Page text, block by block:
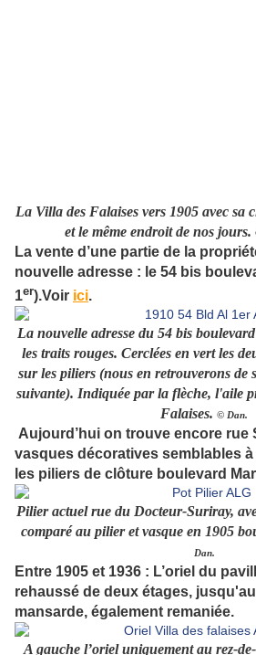
La Villa des Falaises vers 1905 avec sa
et le même endroit de nos jours.
La vente d’une partie de la
nouvelle adresse : le 54 bis
1er).Voir ici.
La nouvelle adresse du 54 bis
les traits rouges. Cerclées en vert les
sur les piliers (nous en retrouverons de
suivante). Indiquée par la flèche, l'aile
Falaises. © Dan.
Aujourd’hui on trouve encore rue
vasques décoratives semblables
les piliers de clôture boulevard
Pilier actuel rue du Docteur-Suriray,
comparé au pilier et vasque en 1905
Dan.
Entre 1905 et 1936 : L’oriel du
rehaussé de deux étages,
mansarde, également remaniée.
A gauche l’oriel uniquement au rez-